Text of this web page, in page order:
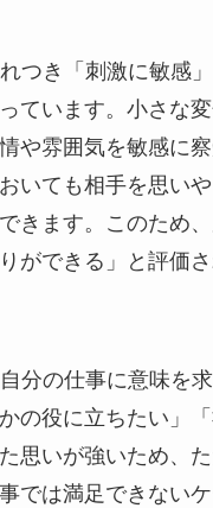
つき「刺激に敏感
ています。小さな
や雰囲気を敏感に
いても相手を思い
きます。このため
ができる」と評価
分の仕事に意味を
の役に立ちたい」
思いが強いため、
では満足できない